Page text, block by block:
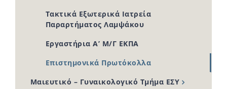
Τακτικά Εξωτερικά Ιατρεία
Παραρτήματος Λαμψάκου
Εργαστήρια Α’ Μ/Γ ΕΚΠΑ
Επιστημονικά Πρωτόκολλα
Μαιευτικό – Γυναικολογικό Τμήμα ΕΣΥ